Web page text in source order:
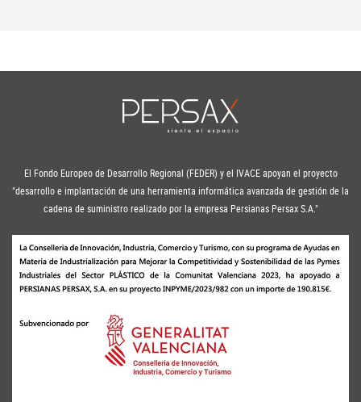
El Fondo Europeo de Desarrollo Regional (FEDER) y el IVACE apoyan el proyecto
"desarrollo e implantación de una herramienta informática avanzada de gestión de la
cadena de suministro realizado por la empresa Persianas Persax S.A."